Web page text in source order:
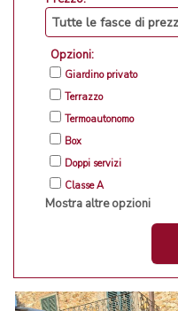
Opzioni:
Giardino privato
Terrazzo
Termoautonomo
Box
Doppi servizi
Classe A
Mostra altre opzioni